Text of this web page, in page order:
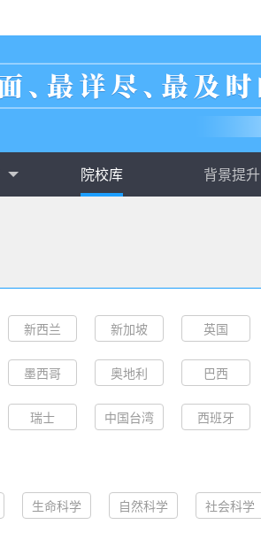
院校库 背景提升
新西兰 新加坡 英国
墨西哥 奥地利 巴西
瑞士 中国台湾 西班牙
生命科学 自然科学 社会科学